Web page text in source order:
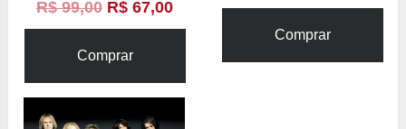
R$99,00 R$67,00
Comprar
Comprar